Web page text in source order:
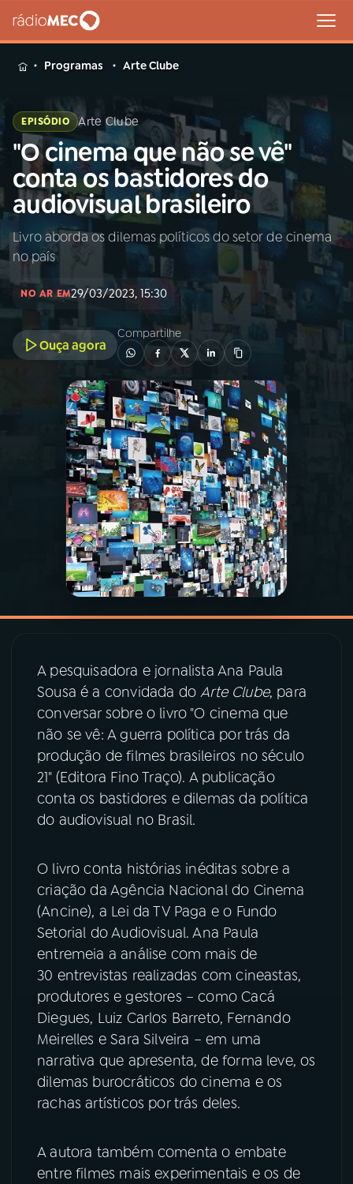
MENU
Buscar
na
Rádio
MEC
Buscar
Início AO VIVO
01INÍCIO
A RÁDIO
PROGRAMAÇÃO
PROGRAMAS
PODCASTS
VIDEOCASTS
ÚLTIMAS
ACOMPANHE A RÁDIO MEC
YouTube Facebook
Instagram X
TikTok
Programas Arte Clube
EPISÓDIO Arte Clube
"O cinema que não se vê"
conta os bastidores do
audiovisual brasileiro
Livro aborda os dilemas políticos do setor de cinema
no país
NO AR EM29/03/2023, 15:30
Ouça agora
Compartilhe
A pesquisadora e jornalista Ana Paula
Sousa é a convidada doArte Clube, para
conversar sobre o livro "O cinema que
não se vê: A guerra política por trás da
produção de filmes brasileiros no século
21" (Editora Fino Traço). A publicação
conta os bastidores e dilemas da política
do audiovisual no Brasil.
O livro conta histórias inéditas sobre a
criação da Agência Nacional do Cinema
(Ancine), a Lei da TV Paga e o Fundo
Setorial do Audiovisual. Ana Paula
entremeia a análise com mais de
30 entrevistas realizadas com cineastas,
produtores e gestores – como Cacá
Diegues, Luiz Carlos Barreto, Fernando
Meirelles e Sara Silveira – em uma
narrativa que apresenta, de forma leve, os
dilemas burocráticos do cinema e os
rachas artísticos por trás deles.
A autora também comenta o embate
entre filmes mais experimentais e os de